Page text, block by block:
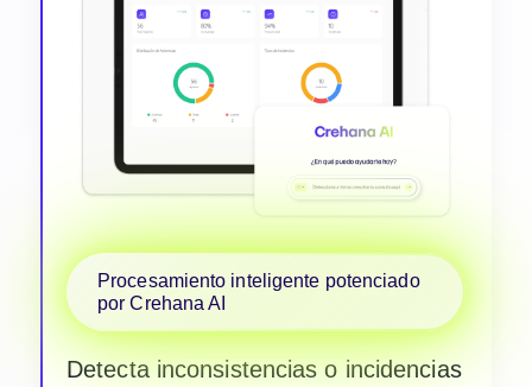
Procesamiento inteligente potenciado
por Crehana AI
Detecta inconsistencias o incidencias